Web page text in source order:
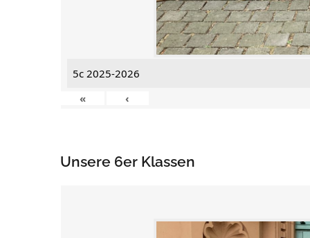
5c 2025-2026
«
‹
Unsere 6er Klassen